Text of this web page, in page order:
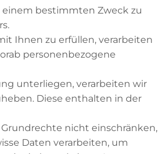
einem bestimmten Zweck zu
Ihnen zu erfüllen, verarbeiten
personenbezogene
unterliegen, verarbeiten wir
Diese enthalten in der
Grundrechte nicht einschränken,
Daten verarbeiten, um